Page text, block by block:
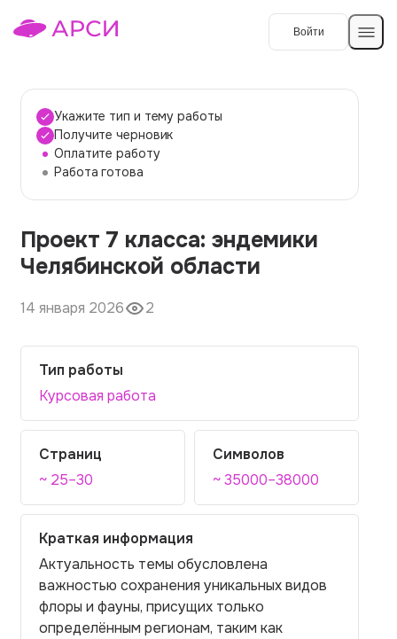
Войти
Темы работ
О сервисе
О компании
Наши гарантии
Порядок оплаты
Вопросы и ответы
Отзывы
Контакты
Укажите тип и тему работы
Получите черновик
Оплатите работу
Работа готова
Проект 7 класса: эндемики
Челябинской области
14 января 2026 2
Тип работы
Курсовая работа
Страниц
~ 25–30
Символов
~ 35000–38000
Краткая информация
Актуальность темы обусловлена
важностью сохранения уникальных видов
флоры и фауны, присущих только
определённым регионам, таким как